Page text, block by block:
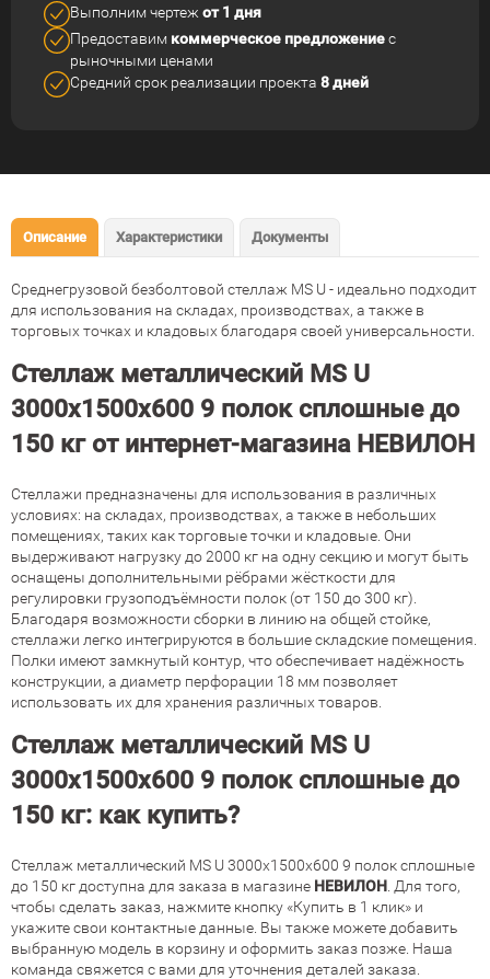
Выполним чертеж от 1 дня
Предоставим коммерческое предложениес
рыночными ценами
Средний срок реализации проекта 8 дней
Описание Характеристики Документы
Среднегрузовой безболтовой стеллаж MS U - идеально подходит
для использования на складах, производствах, а также в
торговых точках и кладовых благодаря своей универсальности.
Стеллаж металлический MS U
3000х1500х600 9 полок сплошные до
150 кг от интернет-магазина НЕВИЛОН
Стеллажи предназначены для использования в различных
условиях: на складах, производствах, а также в небольших
помещениях, таких как торговые точки и кладовые. Они
выдерживают нагрузку до 2000 кг на одну секцию и могут быть
оснащены дополнительными рёбрами жёсткости для
регулировки грузоподъёмности полок (от 150 до 300 кг).
Благодаря возможности сборки в линию на общей стойке,
стеллажи легко интегрируются в большие складские помещения.
Полки имеют замкнутый контур, что обеспечивает надёжность
конструкции, а диаметр перфорации 18 мм позволяет
использовать их для хранения различных товаров.
Стеллаж металлический MS U
3000х1500х600 9 полок сплошные до
150 кг: как купить?
Стеллаж металлический MS U 3000х1500х600 9 полок сплошные
до 150 кг доступна для заказа в магазине НЕВИЛОН . Для того,
чтобы сделать заказ, нажмите кнопку «Купить в 1 клик» и
укажите свои контактные данные. Вы также можете добавить
выбранную модель в корзину и оформить заказ позже. Наша
команда свяжется с вами для уточнения деталей заказа.